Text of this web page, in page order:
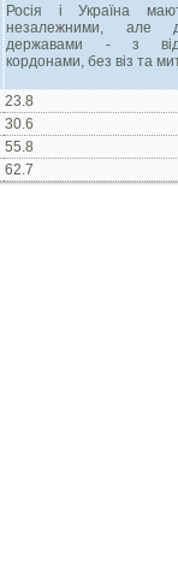
Росія і Україна
незалежними, але
державами - з
кордонами, без віз та
23.8
30.6
55.8
62.7